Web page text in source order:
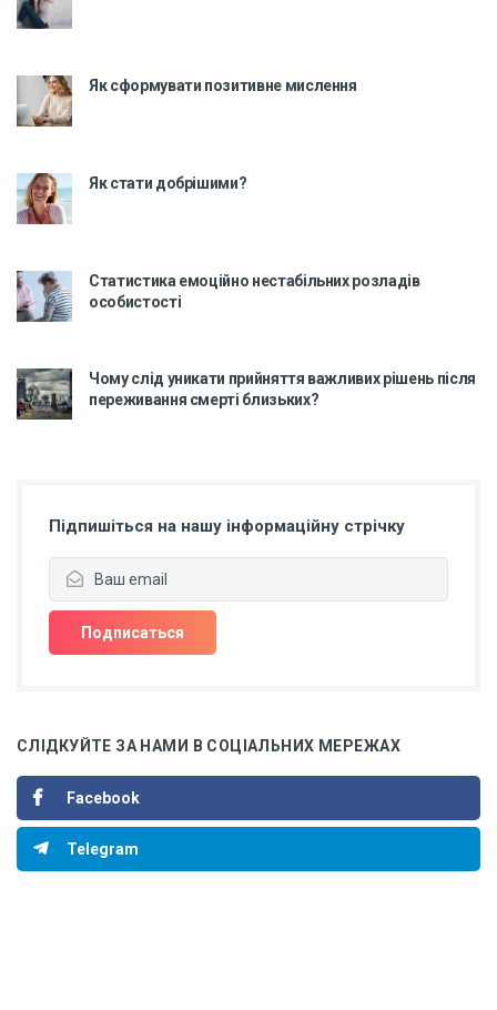
Як сформувати позитивне мислення
Як стати добрішими?
Статистика емоційно нестабільних розладів
особистості
Чому слід уникати прийняття важливих рішень після
переживання смерті близьких?
Підпишіться на нашу інформаційну стрічку
СЛІДКУЙТЕ ЗА НАМИ В СОЦІАЛЬНИХ МЕРЕЖАХ
Facebook
Telegram